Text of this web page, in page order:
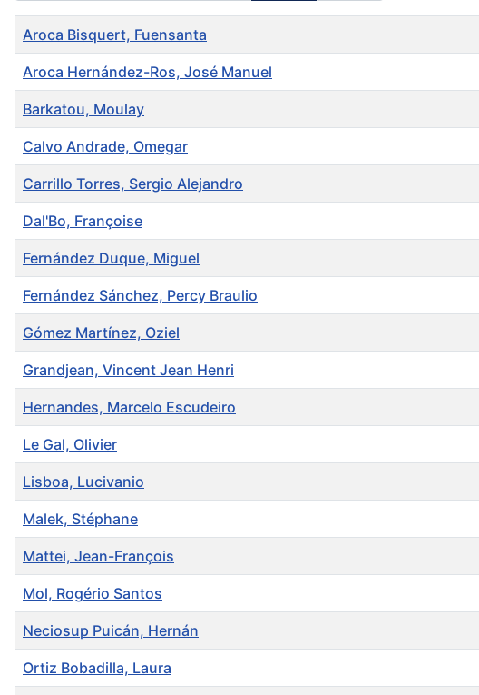
Title
Aroca Bisquert, Fuensanta
Aroca Hernández-Ros, José Manuel
Barkatou, Moulay
Calvo Andrade, Omegar
Carrillo Torres, Sergio Alejandro
Dal'Bo, Françoise
Fernández Duque, Miguel
Fernández Sánchez, Percy Braulio
Gómez Martínez, Oziel
Grandjean, Vincent Jean Henri
Hernandes, Marcelo Escudeiro
Le Gal, Olivier
Lisboa, Lucivanio
Malek, Stéphane
Mattei, Jean-François
Mol, Rogério Santos
Neciosup Puicán, Hernán
Ortiz Bobadilla, Laura